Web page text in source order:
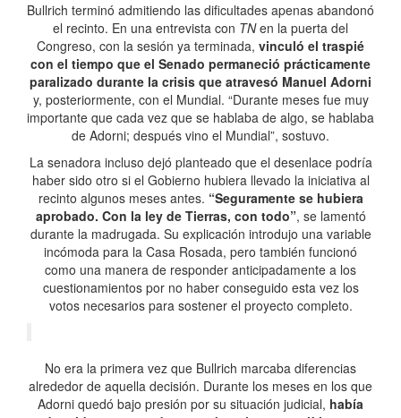
Bullrich terminó admitiendo las dificultades apenas abandonó
el recinto. En una entrevista con TNen la puerta del
Congreso, con la sesión ya terminada, vinculó el traspié
con el tiempo que el Senado permaneció prácticamente
paralizado durante la crisis que atravesó Manuel Adorni
y, posteriormente, con el Mundial. “Durante meses fue muy
importante que cada vez que se hablaba de algo, se hablaba
de Adorni; después vino el Mundial”, sostuvo.
La senadora incluso dejó planteado que el desenlace podría
haber sido otro si el Gobierno hubiera llevado la iniciativa al
recinto algunos meses antes. “Seguramente se hubiera
aprobado. Con la ley de Tierras, con todo”, se lamentó
durante la madrugada. Su explicación introdujo una variable
incómoda para la Casa Rosada, pero también funcionó
como una manera de responder anticipadamente a los
cuestionamientos por no haber conseguido esta vez los
votos necesarios para sostener el proyecto completo.
No era la primera vez que Bullrich marcaba diferencias
alrededor de aquella decisión. Durante los meses en los que
Adorni quedó bajo presión por su situación judicial, había